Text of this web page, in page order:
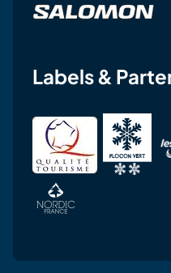
Labels &